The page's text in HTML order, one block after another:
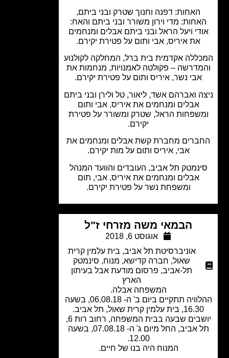
האחות: דפנה וחנוך שטרק ובני ביתם,
מדי וירון משורר ובני ביתם והאח:
ויעל הראל ובני ביתם אבלים ומנחמים
את איריס, אבי ותום על פטירת יקירם.
אקדמית בית ברל, המחלקה לקולנוע
– פקולטה לאמנויות, מנחמות את
אבי נשר, איריס ותום על פטירת יקירם.
ואברהם אשד, ליאור, טל ולירן ובני ביתם
אבלים ומנחמים את איריס, אבי ותום
הראל, שטרק ומשורר על פטירת
מחברת קשת אבלים ומנחמים את
אבי, איריס ותום על מות יקירם.
תל אביב, העובדים והוועד המנהל
אבלים ומנחמים את איריס, אבי, תום
ומשפחת נשר על פטירת יקירם.
הבמאי משה מזרחי ז"ל
אוגוסט 6, 2018
אוניברסיטת תל אביב,בית עלמין קרית
שאול
חברה קדישא, מנוח,סינמטק
תל-אביב,פרסום מודעת אבל בעיתון
המשפחה אבלה.
ההלוויה תתקיים ביום ב' ה- 06.08.18, בשעה
יושבים שבעה בבית המשפחה, רחוב רות 6,
תל אביב, החל מיום ג' ה- 07.08.18, בשעה
המנוח היה בנו של חיים.